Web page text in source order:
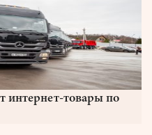
интернет-товары по